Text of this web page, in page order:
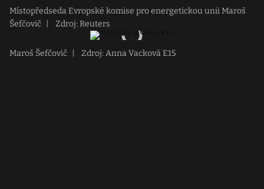
Místopředseda Evropské komise pro energetickou unii Maroš
Šefčovič
Zdroj: Reuters
Maroš Šefčovič Zdroj: Anna Vacková E15